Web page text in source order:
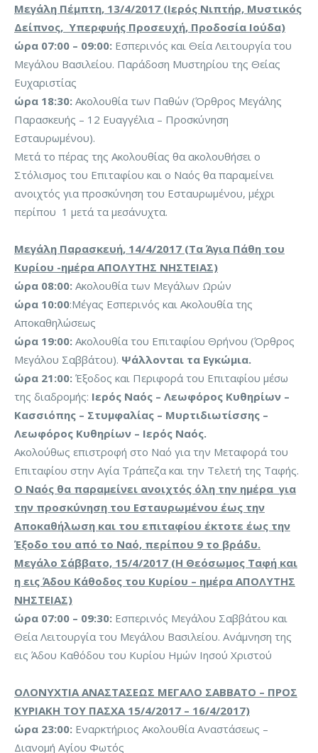
Μεγάλη Πέμπτη, 13/4/2017 (Ιερός Νιπτήρ, Μυστικός
Δείπνος, Υπερφυής Προσευχή, Προδοσία Ιούδα)
ώρα 07:00 – 09:00: Εσπερινός και Θεία Λειτουργία του
Μεγάλου Βασιλείου. Παράδοση Μυστηρίου της Θείας
Ευχαριστίας
ώρα 18:30: Ακολουθία των Παθών (Όρθρος Μεγάλης
Παρασκευής – 12 Ευαγγέλια – Προσκύνηση
Εσταυρωμένου).
Μετά το πέρας της Ακολουθίας θα ακολουθήσει ο
Στόλισμος του Επιταφίου και ο Ναός θα παραμείνει
ανοιχτός για προσκύνηση του Εσταυρωμένου, μέχρι
περίπου 1 μετά τα μεσάνυχτα.
Μεγάλη Παρασκευή, 14/4/2017 (Τα Άγια Πάθη του
Κυρίου -ημέρα ΑΠΟΛΥΤΗΣ ΝΗΣΤΕΙΑΣ)
ώρα 08:00: Ακολουθία των Μεγάλων Ωρών
ώρα 10:00:Μέγας Εσπερινός και Ακολουθία της
Αποκαθηλώσεως
ώρα 19:00: Ακολουθία του Επιταφίου Θρήνου (Όρθρος
Μεγάλου Σαββάτου). Ψάλλονται τα Εγκώμια.
ώρα 21:00: Έξοδος και Περιφορά του Επιταφίου μέσω
της διαδρομής: Ιερός Ναός – Λεωφόρος Κυθηρίων –
Κασσιόπης – Στυμφαλίας – Μυρτιδιωτίσσης –
Λεωφόρος Κυθηρίων – Ιερός Ναός.
Ακολούθως επιστροφή στο Ναό για την Μεταφορά του
Επιταφίου στην Αγία Τράπεζα και την Τελετή της Ταφής.
Ο Ναός θα παραμείνει ανοιχτός όλη την ημέρα για
την προσκύνηση του Εσταυρωμένου έως την
Αποκαθήλωση και του επιταφίου έκτοτε έως την
Έξοδο του από το Ναό, περίπου 9 το βράδυ.
Μεγάλο Σάββατο, 15/4/2017 (Η Θεόσωμος Ταφή και
η εις Άδου Κάθοδος του Κυρίου – ημέρα ΑΠΟΛΥΤΗΣ
ΝΗΣΤΕΙΑΣ)
ώρα 07:00 – 09:30: Εσπερινός Μεγάλου Σαββάτου και
Θεία Λειτουργία του Μεγάλου Βασιλείου. Ανάμνηση της
εις Άδου Καθόδου του Κυρίου Ημών Ιησού Χριστού
ΟΛΟΝΥΧΤΙΑ ΑΝΑΣΤΑΣΕΩΣ ΜΕΓΑΛΟ ΣΑΒΒΑΤΟ – ΠΡΟΣ
ΚΥΡΙΑΚΗ ΤΟΥ ΠΑΣΧΑ 15/4/2017 – 16/4/2017)
ώρα 23:00: Εναρκτήριος Ακολουθία Αναστάσεως –
Διανομή Αγίου Φωτός